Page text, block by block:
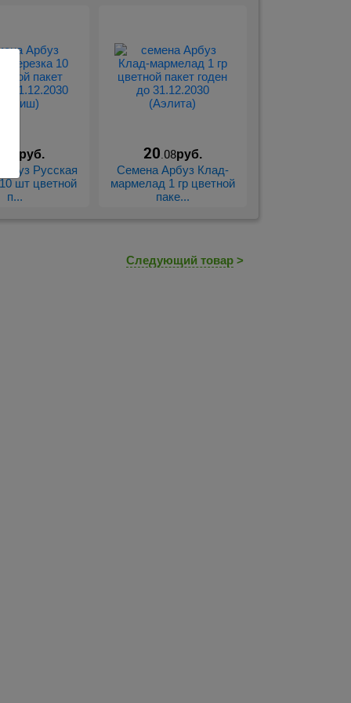
руб.
Русская
шт цветной
п...
20.08руб.
Семена Арбуз Клад-
мармелад 1 гр цветной
паке...
Следующий товар >